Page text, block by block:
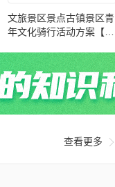
文旅景区景点古镇景区青
年文化骑行活动方案【户
查看更多 